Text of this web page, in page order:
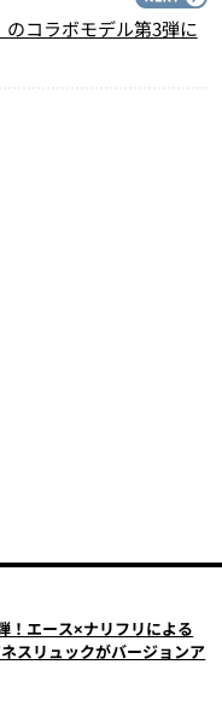
のコラボモデル第3弾に
！エース×ナリフリによる
スリュックがバージョンア